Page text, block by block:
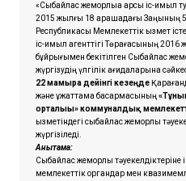
«Сыбайлас жемқорлыққа қарсы іс-
2015 жылғы 18 қарашадағы Заңының
Республикасы Мемлекеттік қызмет
іс-қимыл агенттігі Төрағасының
бұйрығымен бекітілген Сыбайлас
жүргізудің үлгілік қағидаларына
22 мамырға дейінгі кезеңде
және құжаттама басқармасының
орталығы» коммуналдық
қызметіндегі сыбайлас жемқорлық
жүргізіледі.
Анықтама:
Сыбайлас жемқорлық тәуекелдіктеріне
мемлекеттік органдар мен